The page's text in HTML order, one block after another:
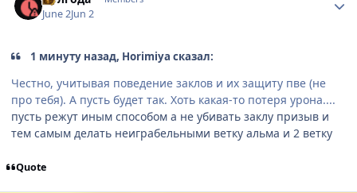
June 2Jun 2
1 минуту назад, Horimiya сказал:
Честно, учитывая поведение заклов и их защиту пве (не
про тебя). А пусть будет так. Хоть какая-то потеря урона....
пусть режут иным способом а не убивать заклу призыв и
тем самым делать неиграбельными ветку альма и 2 ветку
Quote